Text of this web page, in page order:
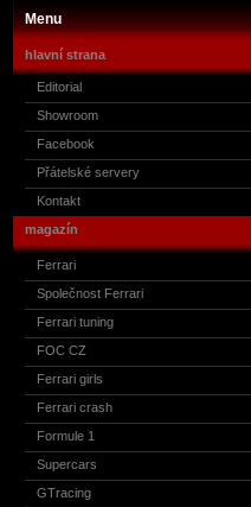
Menu
hlavní strana
Editorial
Showroom
Facebook
Přátelské servery
Kontakt
magazín
Ferrari
Společnost Ferrari
Ferrari tuning
FOC CZ
Ferrari girls
Ferrari crash
Formule 1
Supercars
GTracing